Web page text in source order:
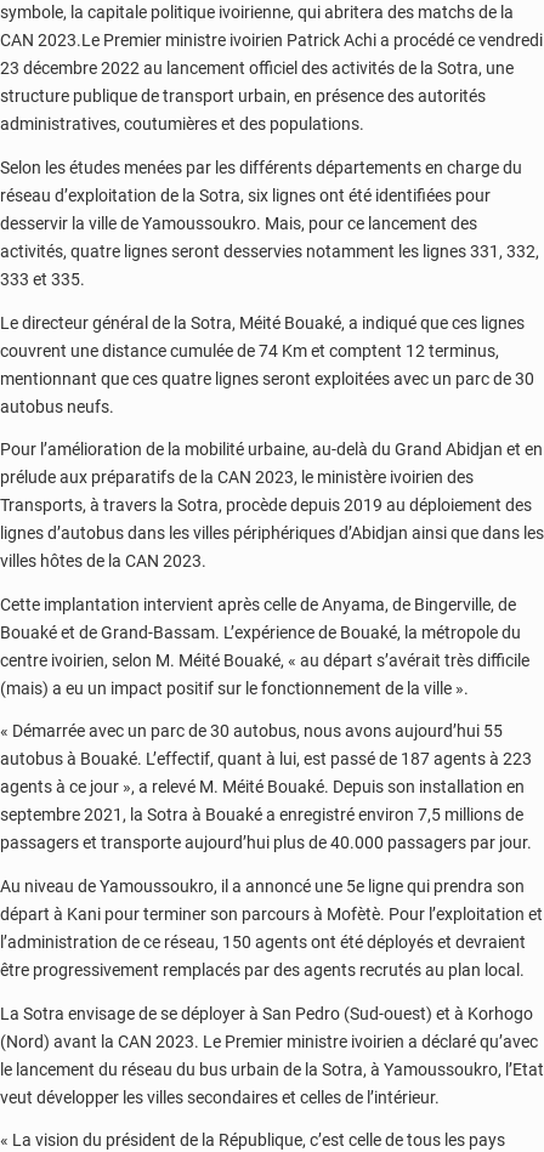
symbole, la capitale politique ivoirienne, qui abritera des matchs de la
CAN 2023.Le Premier ministre ivoirien Patrick Achi a procédé ce vendredi
23 décembre 2022 au lancement officiel des activités de la Sotra, une
structure publique de transport urbain, en présence des autorités
administratives, coutumières et des populations.
Selon les études menées par les différents départements en charge du
réseau d’exploitation de la Sotra, six lignes ont été identifiées pour
desservir la ville de Yamoussoukro. Mais, pour ce lancement des
activités, quatre lignes seront desservies notamment les lignes 331, 332,
333 et 335.
Le directeur général de la Sotra, Méité Bouaké, a indiqué que ces lignes
couvrent une distance cumulée de 74 Km et comptent 12 terminus,
mentionnant que ces quatre lignes seront exploitées avec un parc de 30
autobus neufs.
Pour l’amélioration de la mobilité urbaine, au-delà du Grand Abidjan et en
prélude aux préparatifs de la CAN 2023, le ministère ivoirien des
Transports, à travers la Sotra, procède depuis 2019 au déploiement des
lignes d’autobus dans les villes périphériques d’Abidjan ainsi que dans les
villes hôtes de la CAN 2023.
Cette implantation intervient après celle de Anyama, de Bingerville, de
Bouaké et de Grand-Bassam. L’expérience de Bouaké, la métropole du
centre ivoirien, selon M. Méité Bouaké, « au départ s’avérait très difficile
(mais) a eu un impact positif sur le fonctionnement de la ville ».
« Démarrée avec un parc de 30 autobus, nous avons aujourd’hui 55
autobus à Bouaké. L’effectif, quant à lui, est passé de 187 agents à 223
agents à ce jour », a relevé M. Méité Bouaké. Depuis son installation en
septembre 2021, la Sotra à Bouaké a enregistré environ 7,5 millions de
passagers et transporte aujourd’hui plus de 40.000 passagers par jour.
Au niveau de Yamoussoukro, il a annoncé une 5e ligne qui prendra son
départ à Kani pour terminer son parcours à Mofètè. Pour l’exploitation et
l’administration de ce réseau, 150 agents ont été déployés et devraient
être progressivement remplacés par des agents recrutés au plan local.
La Sotra envisage de se déployer à San Pedro (Sud-ouest) et à Korhogo
(Nord) avant la CAN 2023. Le Premier ministre ivoirien a déclaré qu’avec
le lancement du réseau du bus urbain de la Sotra, à Yamoussoukro, l’Etat
veut développer les villes secondaires et celles de l’intérieur.
« La vision du président de la République, c’est celle de tous les pays